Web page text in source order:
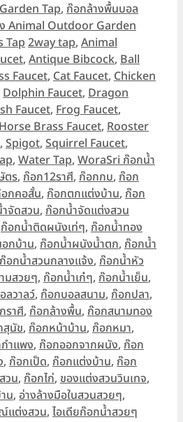
Tap, ก๊อกล้างพื้นบอล
Animal Outdoor Garden
TapTags
2way tap, Animal
, Antique Bibcock, Ball
Faucet, Cat Faucet, Chicken
Dolphin Faucet, Dragon
Faucet, Frog Faucet,
Brass Faucet, Rooster
, Spigot, Squirrel Faucet,
, Water Tap, WoraSri ก๊อกน้ำ
ตร, ก๊อก12ราศี, ก๊อกกบ, ก๊อก
กคอสั้น, ก๊อกตกแต่งบ้าน, ก๊อก
จัดสวน, ก๊อกน้ำจัดแต่งสวน
ก๊อกน้ำติดผนังเท่ๆ, ก๊อกน้ำทอง
กบ้าน, ก๊อกน้ำผนังน้ำตก, ก๊อกน้ำ
ก๊อกน้ำสวนกลางแจ้ง, ก๊อกน้ำหัว
มสวยๆ, ก๊อกน้ำเก๋ๆ, ก๊อกน้ำเย็น,
ลวาลว์, ก๊อกบอลสนาม, ก๊อกปลา,
ราศี, ก๊อกล้างพื้น, ก๊อกสนามทอง
นัข, ก๊อกหน้าบ้าน, ก๊อกหมา,
ำแพง, ก๊อกออกจากผนัง, ก๊อก
, ก๊อกเป็ด, ก๊อกแต่งบ้าน, ก๊อก
วน, ก๊อกไก่, ของแต่งสวนวินเทจ,
น, อ่างล้างมือในสวนสวยๆ,
แต่งสวน, ไอเดียก๊อกน้ำสวยๆ